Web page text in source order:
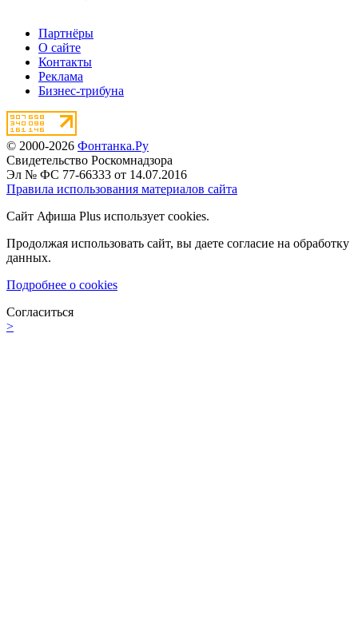
Партнёры
О сайте
Контакты
Реклама
Бизнес-трибуна
© 2000-2026 Фонтанка.Ру
Свидетельство Роскомнадзора
Эл № ФС 77-66333 от 14.07.2016
Правила использования материалов сайта
Сайт Афиша Plus использует cookies.
Продолжая использовать сайт, вы даете согласие на обработку
данных.
Подробнее о cookies
Согласиться
>